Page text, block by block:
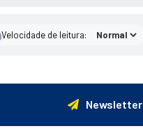
Velocidade de leitura:
Newsletter